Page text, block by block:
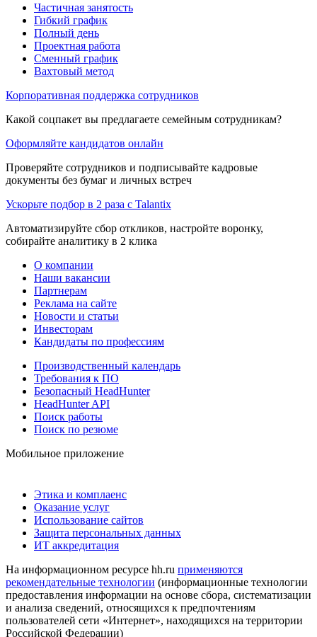
Частичная занятость
Гибкий график
Полный день
Проектная работа
Сменный график
Вахтовый метод
Корпоративная поддержка сотрудников
Какой соцпакет вы предлагаете семейным сотрудникам?
Оформляйте кандидатов онлайн
Проверяйте сотрудников и подписывайте кадровые
документы без бумаг и личных встреч
Ускорьте подбор в 2 раза с Talantix
Автоматизируйте сбор откликов, настройте воронку,
собирайте аналитику в 2 клика
О компании
Наши вакансии
Партнерам
Реклама на сайте
Новости и статьи
Инвесторам
Кандидаты по профессиям
Производственный календарь
Требования к ПО
Безопасный HeadHunter
HeadHunter API
Поиск работы
Поиск по резюме
Мобильное приложение
Этика и комплаенс
Оказание услуг
Использование сайтов
Защита персональных данных
ИТ аккредитация
На информационном ресурсе hh.ru применяются
рекомендательные технологии (информационные технологии
предоставления информации на основе сбора, систематизации
и анализа сведений, относящихся к предпочтениям
пользователей сети «Интернет», находящихся на территории
Российской Федерации)